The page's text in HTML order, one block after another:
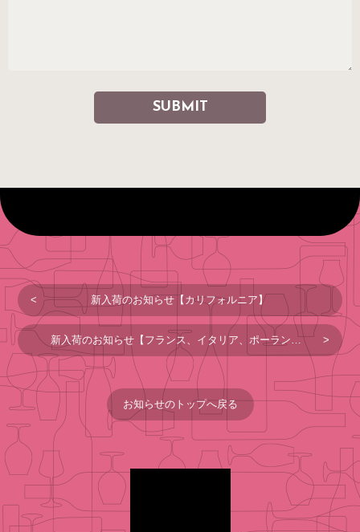
新入荷のお知らせ【カリフォルニア】
新入荷のお知らせ【フランス、イタリア、ポーランド】
お知らせのトップへ戻る